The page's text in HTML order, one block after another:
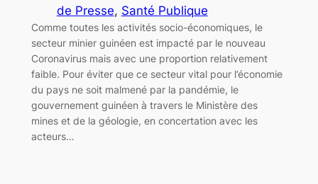
de Presse, Santé Publique
Comme toutes les activités socio-économiques, le
secteur minier guinéen est impacté par le nouveau
Coronavirus mais avec une proportion relativement
faible. Pour éviter que ce secteur vital pour l’économie
du pays ne soit malmené par la pandémie, le
gouvernement guinéen à travers le Ministère des
mines et de la géologie, en concertation avec les
acteurs…